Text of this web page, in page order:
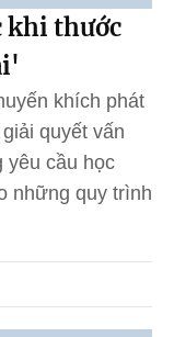
khi thước
khích phát
quyết vấn
yêu cầu học
những quy trình